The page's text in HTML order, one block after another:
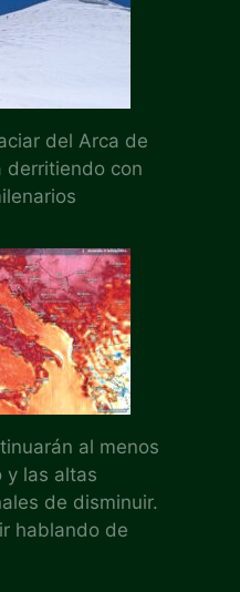
del Arca de
derritiendo con
al menos
y las altas
de disminuir.
hablando de